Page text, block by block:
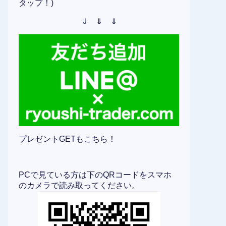
タップ！)
⇓ ⇓ ⇓
プレゼントGETもこちら！
PCで見ている方は下のQRコードをスマホ
のカメラで読み取ってください。